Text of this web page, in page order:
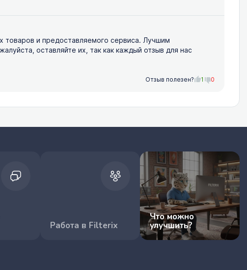
товаров и предоставляемого сервиса. Лучшим
оставляйте их, так как каждый отзыв для нас
Отзыв полезен? 1 0
Работа в Filterix
Что можно
улучшить?